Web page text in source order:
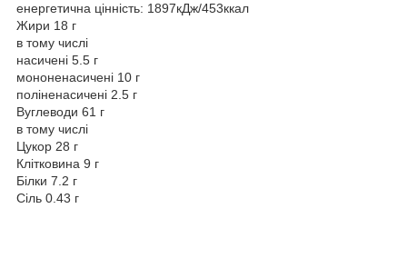
енергетична цінність: 1897кДж/453ккал
Жири 18 г
в тому числі
насичені 5.5 г
мононенасичені 10 г
поліненасичені 2.5 г
Вуглеводи 61 г
в тому числі
Цукор 28 г
Клітковина 9 г
Білки 7.2 г
Сіль 0.43 г